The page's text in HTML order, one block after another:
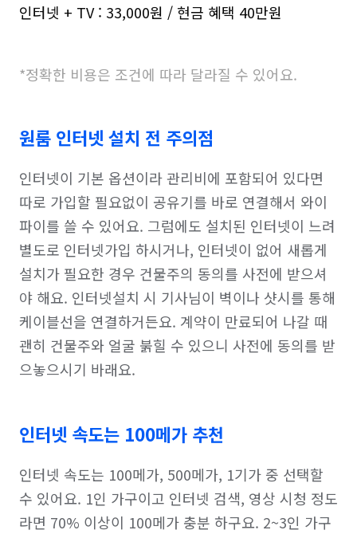
인터넷 + TV : 33,000원 / 현금 혜택 40만원
*정확한 비용은 조건에 따라 달라질 수 있어요.
원룸 인터넷 설치 전 주의점
인터넷이 기본 옵션이라 관리비에 포함되어 있다면
따로 가입할 필요없이 공유기를 바로 연결해서 와이
파이를 쓸 수 있어요. 그럼에도 설치된 인터넷이 느려
별도로 인터넷가입 하시거나, 인터넷이 없어 새롭게
설치가 필요한 경우 건물주의 동의를 사전에 받으셔
야 해요. 인터넷설치 시 기사님이 벽이나 샷시를 통해
케이블선을 연결하거든요. 계약이 만료되어 나갈 때
괜히 건물주와 얼굴 붉힐 수 있으니 사전에 동의를 받
으놓으시기 바래요.
인터넷 속도는 100메가 추천
인터넷 속도는 100메가, 500메가, 1기가 중 선택할
수 있어요. 1인 가구이고 인터넷 검색, 영상 시청 정도
라면 70% 이상이 100메가 충분 하구요. 2~3인 가구